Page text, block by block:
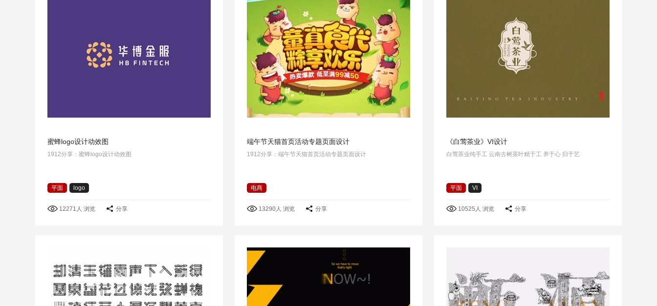
蜜蜂logo设计动效图
1912分享：蜜蜂logo设计动效图
平面 logo
12271人 浏览 分享
端午节天猫首页活动专题页面设计
1912分享：端午节天猫首页活动专题页面设计
电商
13290人 浏览 分享
《白莺茶业》VI设计
白莺茶业纯手工 云南古树茶叶精于工 养于心 归于艺
平面 VI
10525人 浏览 分享